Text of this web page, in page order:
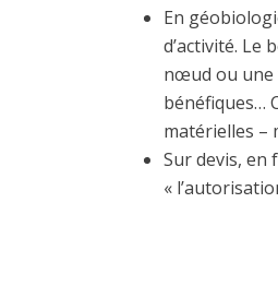
En
d’activité. Le
nœud ou une
bénéfiques…
matérielles –
Sur devis, en
«